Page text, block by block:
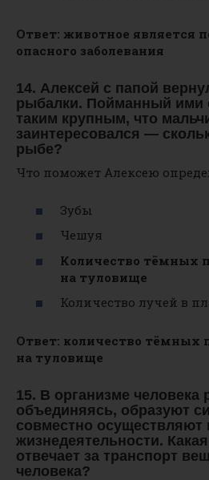
Ответ: животное является
опасного заболевания
14. Алексей с папой
рыбалки. Пойманный ими
таким крупным, что
заинтересовался —
рыбе?
Что поможет Алексею
Зубы
Чешуя
Количество тёмных
на туловище
Количество лучей в
Ответ: количество тёмных
на туловище
15. В организме человека
объединяясь, образуют
совместно
жизнедеятельности.
отвечает за транспорт
человека?